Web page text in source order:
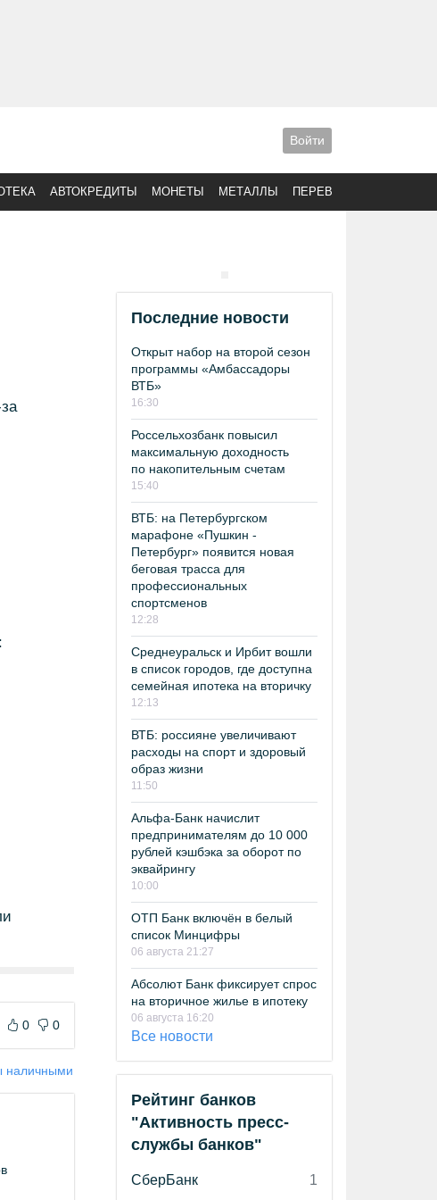
Войти
АВТОКРЕДИТЫ МОНЕТЫ МЕТАЛЛЫ ПЕРЕВОДЫ
0 0
наличными
Последние новости
Открыт набор на второй сезон
программы «Амбассадоры
ВТБ»
16:30
Россельхозбанк повысил
максимальную доходность
по накопительным счетам
15:40
ВТБ: на Петербургском
марафоне «Пушкин -
Петербург» появится новая
беговая трасса для
профессиональных
спортсменов
12:28
Среднеуральск и Ирбит вошли
в список городов, где доступна
семейная ипотека на вторичку
12:13
ВТБ: россияне увеличивают
расходы на спорт и здоровый
образ жизни
11:50
Альфа-Банк начислит
предпринимателям до 10 000
рублей кэшбэка за оборот по
эквайрингу
10:00
ОТП Банк включён в белый
список Минцифры
06 августа 21:27
Абсолют Банк фиксирует спрос
на вторичное жилье в ипотеку
06 августа 16:20
Все новости
Рейтинг банков
"Активность пресс-
службы банков"
СберБанк
1